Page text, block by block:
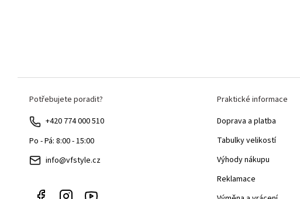
Potřebujete poradit?
+420 774 000 510
Po - Pá: 8:00 - 15:00
info@vfstyle.cz
Praktické informace
Doprava a platba
Tabulky velikostí
Výhody nákupu
Reklamace